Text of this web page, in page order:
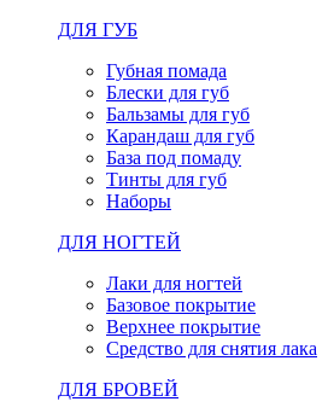
ДЛЯ ГУБ
Губная помада
Блески для губ
Бальзамы для губ
Карандаш для губ
База под помаду
Тинты для губ
Наборы
ДЛЯ НОГТЕЙ
Лаки для ногтей
Базовое покрытие
Верхнее покрытие
Средство для снятия лака
ДЛЯ БРОВЕЙ